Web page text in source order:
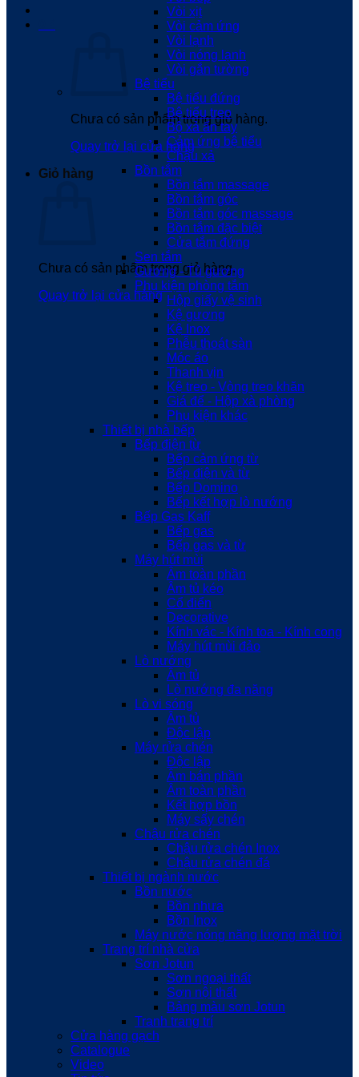
Chưa có sản phẩm trong giỏ hàng.
Quay trở lại cửa hàng
Giỏ hàng
Chưa có sản phẩm trong giỏ hàng.
Quay trở lại cửa hàng
Vòi xịt
Vòi cảm ứng
Vòi lạnh
Vòi nóng lạnh
Vòi gắn tường
Bệ tiểu
Bệ tiểu đứng
Bệ tiểu treo
Bộ xả ấn tay
Cảm ứng bệ tiểu
Chậu xả
Bồn tắm
Bồn tắm massage
Bồn tắm góc
Bồn tắm góc massage
Bồn tắm đặc biệt
Cửa tắm đứng
Sen tắm
Gương - Tủ gương
Phụ kiện phòng tắm
Hộp giấy vệ sinh
Kệ gương
Kệ Inox
Phễu thoát sàn
Móc áo
Thanh vịn
Kệ treo - Vòng treo khăn
Giá để - Hộp xà phòng
Phụ kiện khác
Thiết bị nhà bếp
Bếp điện từ
Bếp cảm ứng từ
Bếp điện và từ
Bếp Domino
Bếp kết hợp lò nướng
Bếp Gas Kaff
Bếp gas
Bếp gas và từ
Máy hút mùi
Âm toàn phần
Âm tủ kéo
Cổ điển
Decorative
Kính vác - Kính toa - Kính cong
Máy hút mùi đảo
Lò nướng
Âm tủ
Lò nướng đa năng
Lò vi sóng
Âm tủ
Độc lập
Máy rửa chén
Độc lập
Âm bán phần
Âm toàn phần
Kết hợp bồn
Máy sấy chén
Chậu rửa chén
Chậu rửa chén Inox
Chậu rửa chén đá
Thiết bị ngành nước
Bồn nước
Bồn nhựa
Bồn Inox
Máy nước nóng năng lượng mặt trời
Trang trí nhà cửa
Sơn Jotun
Sơn ngoại thất
Sơn nội thất
Bảng màu sơn Jotun
Tranh trang trí
Cửa hàng gạch
Catalogue
Video